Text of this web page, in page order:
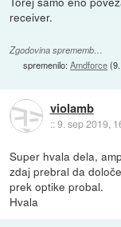
receiver.
Zgodovina sprememb…
spremenilo:Amdforce(
violamb
::9. sep 2019,
Super hvala dela,
zdaj prebral da
prek optike probal.
Hvala